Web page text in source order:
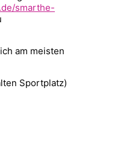
smarthe-
am meisten
Sportplatz)